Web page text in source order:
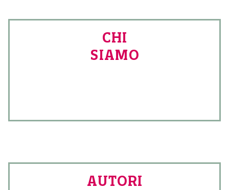
CHI
SIAMO
AUTORI